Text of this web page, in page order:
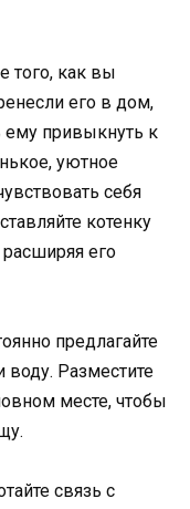
того, как вы
его в дом,
ему привыкнуть к
уютное
себя
котенку
его
предлагайте
Разместите
месте, чтобы
связь с